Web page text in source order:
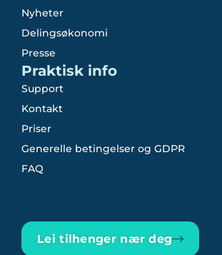
Nyheter
Delingsøkonomi
Presse
Praktisk info
Support
Kontakt
Priser
Generelle betingelser og GDPR
FAQ
Lei tilhenger nær deg